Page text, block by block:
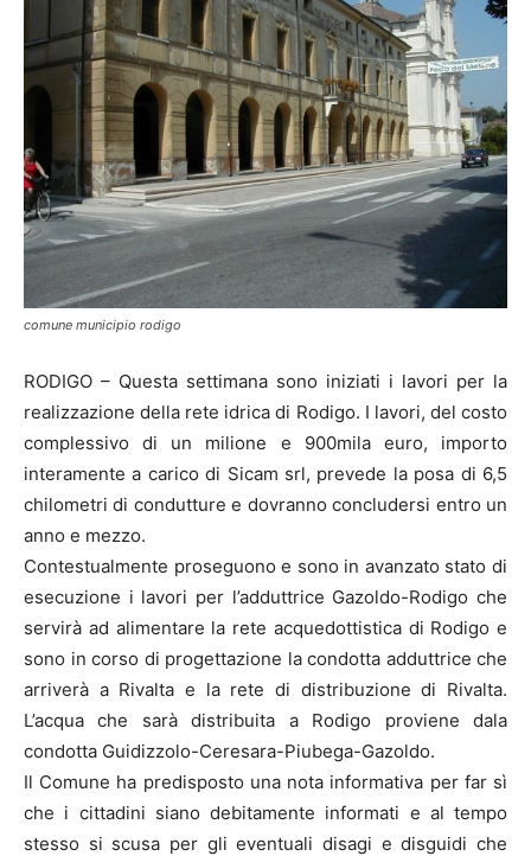
comune municipio rodigo
RODIGO – Questa settimana sono iniziati i lavori per la
realizzazione della rete idrica di Rodigo. I lavori, del costo
complessivo di un milione e 900mila euro, importo
interamente a carico di Sicam srl, prevede la posa di 6,5
chilometri di condutture e dovranno concludersi entro un
anno e mezzo.
Contestualmente proseguono e sono in avanzato stato di
esecuzione i lavori per l’adduttrice Gazoldo-Rodigo che
servirà ad alimentare la rete acquedottistica di Rodigo e
sono in corso di progettazione la condotta adduttrice che
arriverà a Rivalta e la rete di distribuzione di Rivalta.
L’acqua che sarà distribuita a Rodigo proviene dala
condotta Guidizzolo-Ceresara-Piubega-Gazoldo.
Il Comune ha predisposto una nota informativa per far sì
che i cittadini siano debitamente informati e al tempo
stesso si scusa per gli eventuali disagi e disguidi che